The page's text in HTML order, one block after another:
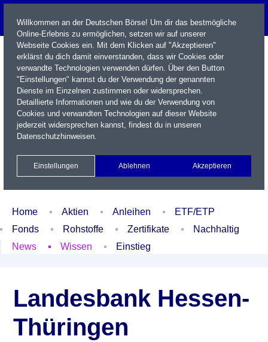
Name / WKN / ISIN / Kürzel
Xetra Realtime
Watchlist Portfolio Login
Home Aktien Anleihen
ETF/ETP
Fonds
Rohstoffe Zertifikate
Nachhaltig
News
Wissen Einstieg
Landesbank Hessen-
Thüringen
Willkommen an der Deutschen Börse! Um dir das bestmögliche
Online-Erlebnis zu ermöglichen, setzen wir auf unserer
Webseite Cookies ein. Mit dem Klicken auf "Akzeptieren"
erklärst du dich damit einverstanden, dass wir Cookies oder
verwandte Technologien verwenden dürfen. Über den Button
"Einstellungen" kannst du der Verwendung der genannten
Dienste im Einzelnen zustimmen oder widersprechen.
Detaillierte Informationen und wie du der Verwendung von
Cookies und verwandten Technologien auf dieser Website
jederzeit widersprechen kannst, findest du in unseren
Datenschutzhinweisen.
Einstellungen Ablehnen Akzeptieren